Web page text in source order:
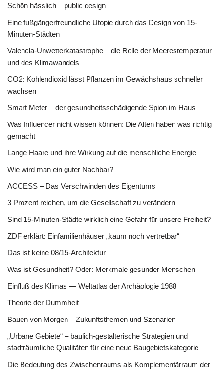
Schön hässlich – public design
Eine fußgängerfreundliche Utopie durch das Design von 15-
Minuten-Städten
Valencia-Unwetterkatastrophe – die Rolle der Meerestemperatur
und des Klimawandels
CO2: Kohlendioxid lässt Pflanzen im Gewächshaus schneller
wachsen
Smart Meter – der gesundheitsschädigende Spion im Haus
Was Influencer nicht wissen können: Die Alten haben was richtig
gemacht
Lange Haare und ihre Wirkung auf die menschliche Energie
Wie wird man ein guter Nachbar?
ACCESS – Das Verschwinden des Eigentums
3 Prozent reichen, um die Gesellschaft zu verändern
Sind 15-Minuten-Städte wirklich eine Gefahr für unsere Freiheit?
ZDF erklärt: Einfamilienhäuser „kaum noch vertretbar“
Das ist keine 08/15-Architektur
Was ist Gesundheit? Oder: Merkmale gesunder Menschen
Einfluß des Klimas — Weltatlas der Archäologie 1988
Theorie der Dummheit
Bauen von Morgen – Zukunftsthemen und Szenarien
„Urbane Gebiete“ – baulich-gestalterische Strategien und
stadträumliche Qualitäten für eine neue Baugebietskategorie
Die Bedeutung des Zwischenraums als Komplementärraum der